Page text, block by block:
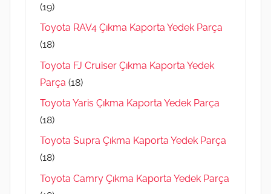
(19)
Toyota RAV4 Çıkma Kaporta Yedek Parça
(18)
Toyota FJ Cruiser Çıkma Kaporta Yedek
Parça (18)
Toyota Yaris Çıkma Kaporta Yedek Parça
(18)
Toyota Supra Çıkma Kaporta Yedek Parça
(18)
Toyota Camry Çıkma Kaporta Yedek Parça